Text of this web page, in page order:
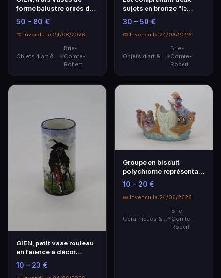
forme balustre ornés de
mascarons formé…
50 – 80 €
📅 Invendu le 24/06/2026
Brie-
Comte-
Robert
sujets en bronze "le
compositeur de musi…
30 – 50 €
📅 Invendu le 24/06/2026
Brie-
Comte-
Robert
GIEN, petit vase rouleau
en faïence à décor
polychrome aux "…
10 – 20 €
Groupe en biscuit
polychrome représentant
trois jeune filles…
10 – 20 €
📅 Invendu le 24/06/2026
Brie-
Comte-
Robert